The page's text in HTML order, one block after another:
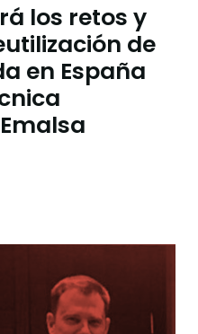
los retos y
de
en España